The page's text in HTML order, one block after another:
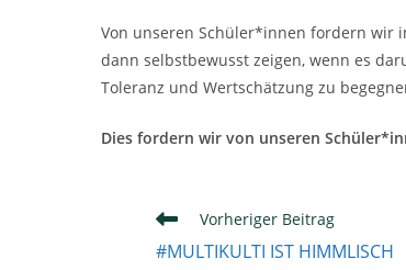
Von unseren Schüler*innen fordern wir
dann selbstbewusst zeigen, wenn es
Toleranz und Wertschätzung zu
Dies fordern wir von unseren
Weitere
ansehen
Vorheriger Beitrag
#MULTIKULTI IST HIMMLISCH